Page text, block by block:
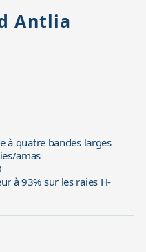
Antlia
à quatre bandes larges
amas
à 93% sur les raies H-